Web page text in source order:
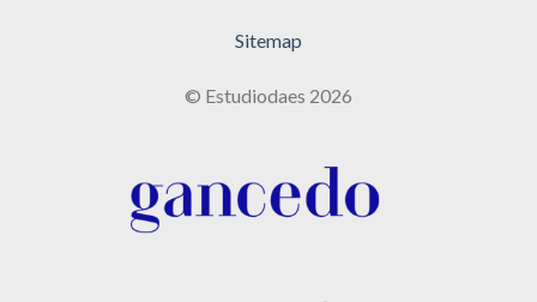
Sitemap
© Estudiodaes 2026